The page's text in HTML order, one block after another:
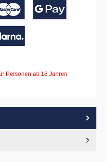
Personen ab 18 Jahren